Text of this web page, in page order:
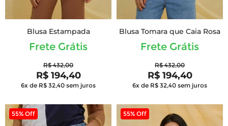
Blusa Estampada
Frete Grátis
R$ 432,00
R$ 194,40
6x de R$ 32,40 sem juros
Blusa Tomara que Caia Rosa
Frete Grátis
R$ 432,00
R$ 194,40
6x de R$ 32,40 sem juros
55% Off 55% Off